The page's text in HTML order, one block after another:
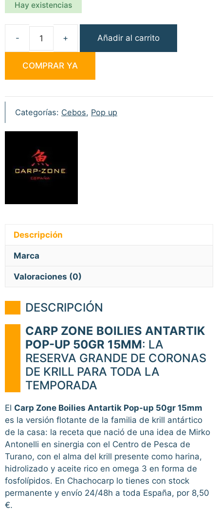
Hay existencias
Boilies
Antartik
50gr
Añadir al carrito
COMPRAR YA
Categorías: Cebos, Pop up
Descripción
Marca
Valoraciones (0)
DESCRIPCIÓN
CARP ZONE BOILIES ANTARTIK
POP-UP 50GR 15MM: LA
RESERVA GRANDE DE CORONAS
DE KRILL PARA TODA LA
TEMPORADA
El Carp Zone Boilies Antartik Pop-up 50gr 15mm
es la versión flotante de la familia de krill antártico
de la casa: la receta que nació de una idea de Mirko
Antonelli en sinergia con el Centro de Pesca de
Turano, con el alma del krill presente como harina,
hidrolizado y aceite rico en omega 3 en forma de
fosfolípidos. En Chachocarp lo tienes con stock
permanente y envío 24/48h a toda España, por 8,50
€.